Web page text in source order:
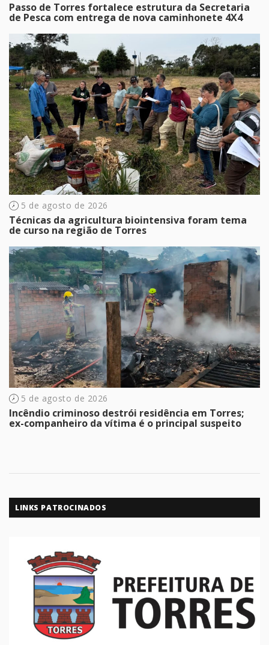
Passo de Torres fortalece estrutura da Secretaria
de Pesca com entrega de nova caminhonete 4X4
5 de agosto de 2026
Técnicas da agricultura biointensiva foram tema
de curso na região de Torres
5 de agosto de 2026
Incêndio criminoso destrói residência em Torres;
ex-companheiro da vítima é o principal suspeito
LINKS PATROCINADOS